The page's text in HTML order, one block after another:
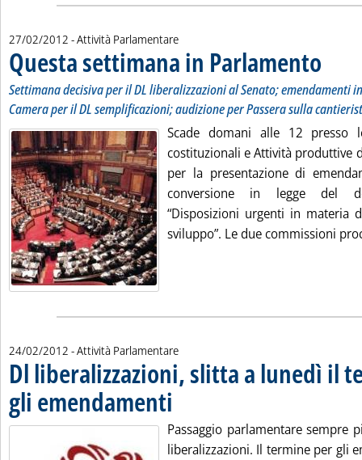
27/02/2012 - Attività Parlamentare
Questa settimana in Parlamento
Settimana decisiva per il DL liberalizzazioni al Senato; emendamenti
Camera per il DL semplificazioni; audizione per Passera sulla
Scade domani alle 12 presso
costituzionali e Attività produttive
per la presentazione di
conversione in legge del
“Disposizioni urgenti in materia
sviluppo”. Le due commissioni
24/02/2012 - Attività Parlamentare
Dl liberalizzazioni, slitta a lunedì il
gli emendamenti
Passaggio parlamentare sempre
liberalizzazioni. Il termine per gli